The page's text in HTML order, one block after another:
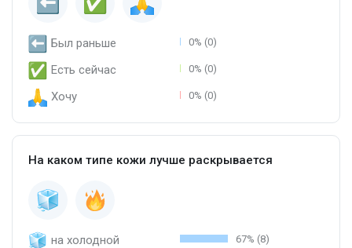
Был раньше 0% (0)
Есть сейчас 0% (0)
Хочу 0% (0)
На каком типе кожи лучше раскрывается
на холодной 67% (8)